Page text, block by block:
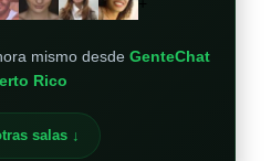
mismo desde GenteChat
Rico
salas ↓